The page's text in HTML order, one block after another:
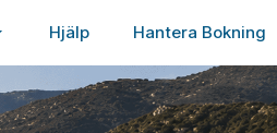
Hjälp Hantera Bokning